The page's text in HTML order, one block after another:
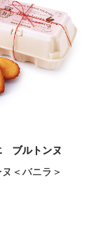
ブルトンヌ
＜バニラ＞